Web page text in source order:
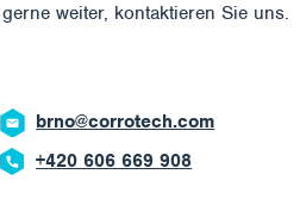
weiter, kontaktieren Sie uns.